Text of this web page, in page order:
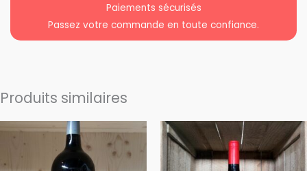
Paiements sécurisés
Passez votre commande en toute confiance.
Produits similaires